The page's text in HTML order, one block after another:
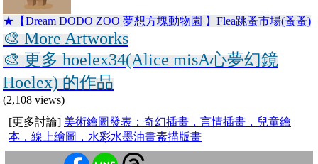
★【Dream DODO ZOO 夢想方塊動物園 】Flea跳蚤市場(蚤蚤)
🎨 More Artworks
🎨 更多 hoelex34(Alice misA心夢幻鏡
Hoelex) 的作品
(2,108 views)
[更多討論] 美術繪圖發表：奇幻插畫，言情插畫，兒童繪
本，線上繪圖，水彩水墨油畫素描版畫